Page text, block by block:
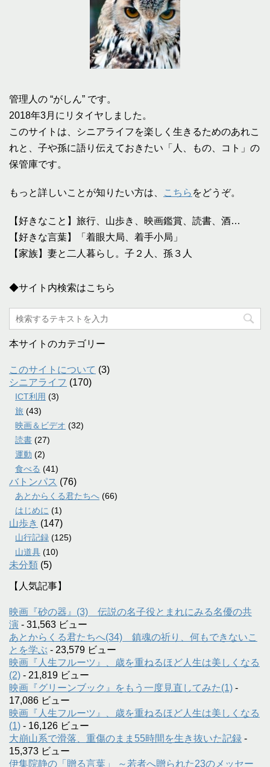
管理人の “がしん” です。
2018年3月にリタイヤしました。
このサイトは、シニアライフを楽しく生きるためのあれこ
れと、子や孫に語り伝えておきたい「人、もの、コト」の
保管庫です。
もっと詳しいことが知りたい方は、 こちら をどうぞ。
【好きなこと】旅行、山歩き、映画鑑賞、読書、酒…
【好きな言葉】「着眼大局、着手小局」
【家族】妻と二人暮らし。子２人、孫３人
◆サイト内検索はこちら
本サイトのカテゴリー
このサイトについて (3)
シニアライフ (170)
ICT利用 (3)
旅 (43)
映画＆ビデオ (32)
読書 (27)
運動 (2)
食べる (41)
バトンパス (76)
あとからくる君たちへ (66)
はじめに (1)
山歩き (147)
山行記録 (125)
山道具 (10)
未分類 (5)
【人気記事】
映画『砂の器』(3) 伝説の名子役とまれにみる名優の共
演 - 31,563 ビュー
あとからくる君たちへ(34) 鎮魂の祈り、何もできないこ
とを学ぶ - 23,579 ビュー
映画『人生フルーツ』、歳を重ねるほど人生は美しくなる
(2) - 21,819 ビュー
映画『グリーンブック』をもう一度見直してみた(1) -
17,086 ビュー
映画『人生フルーツ』、歳を重ねるほど人生は美しくなる
(1) - 16,126 ビュー
大崩山系で滑落、重傷のまま55時間を生き抜いた記録 -
15,373 ビュー
伊集院静の「贈る言葉」 ～若者へ贈られた23のメッセー